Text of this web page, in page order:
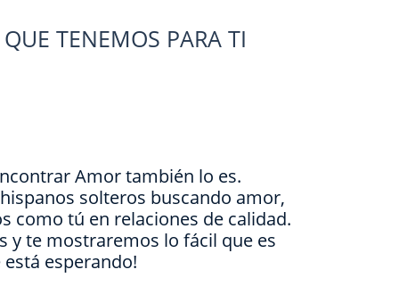
TENEMOS PARA TI
Amor también lo es.
solteros buscando amor,
como tú en relaciones de calidad.
y te mostraremos lo fácil que es
esperando!